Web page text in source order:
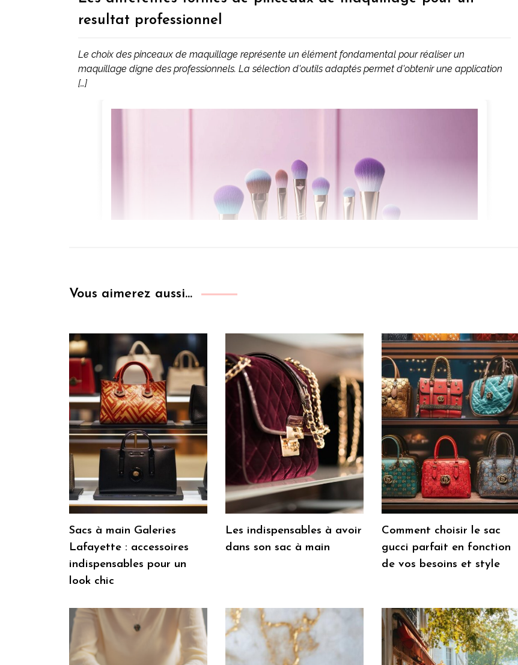
resultat professionnel
Le choix des pinceaux de maquillage représente un élément fondamental pour réaliser un
maquillage digne des professionnels. La sélection d'outils adaptés permet d'obtenir une application
[…]
Vous aimerez aussi...
Sacs à main Galeries
Lafayette : accessoires
indispensables pour un
look chic
Les indispensables à avoir
dans son sac à main
Comment choisir le sac
gucci parfait en fonction
de vos besoins et style